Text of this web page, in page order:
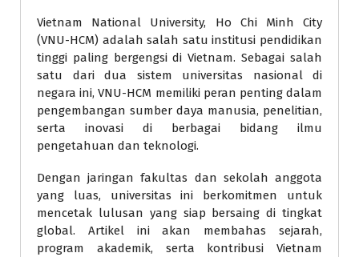
Vietnam National University, Ho Chi Minh City
(VNU-HCM) adalah salah satu institusi pendidikan
tinggi paling bergengsi di Vietnam. Sebagai salah
satu dari dua sistem universitas nasional di
negara ini, VNU-HCM memiliki peran penting dalam
pengembangan sumber daya manusia, penelitian,
serta inovasi di berbagai bidang ilmu
pengetahuan dan teknologi.
Dengan jaringan fakultas dan sekolah anggota
yang luas, universitas ini berkomitmen untuk
mencetak lulusan yang siap bersaing di tingkat
global. Artikel ini akan membahas sejarah,
program akademik, serta kontribusi Vietnam